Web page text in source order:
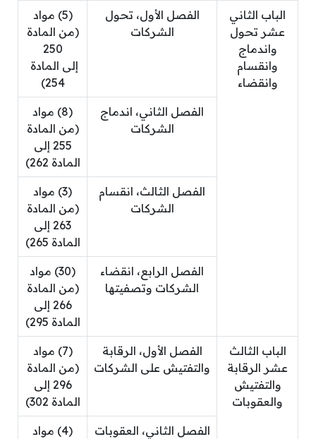
الباب الثاني
عشر تحول
واندماج
وانقسام
وانقضاء
الفصل الأول، تحول
الشركات
(5) مواد
(من المادة
250
إلى المادة
254)
الفصل الثاني، اندماج
الشركات
(8) مواد
(من المادة
255 إلى
المادة 262)
الفصل الثالث، انقسام
الشركات
(3) مواد
(من المادة
263 إلى
المادة 265)
الفصل الرابع، انقضاء
الشركات وتصفيتها
(30) مواد
(من المادة
266 إلى
المادة 295)
الباب الثالث
عشر الرقابة
والتفتيش
والعقوبات
الفصل الأول، الرقابة
والتفتيش على الشركات
(7) مواد
(من المادة
296 إلى
المادة 302)
الفصل الثاني، العقوبات
(4) مواد